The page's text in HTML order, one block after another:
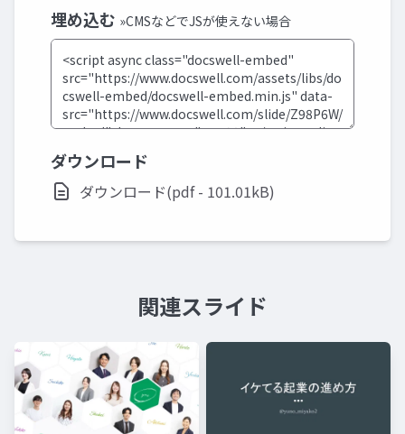
埋め込む »CMSなどでJSが使えない場合
ダウンロード
ダウンロード(pdf - 101.01kB)
関連スライド